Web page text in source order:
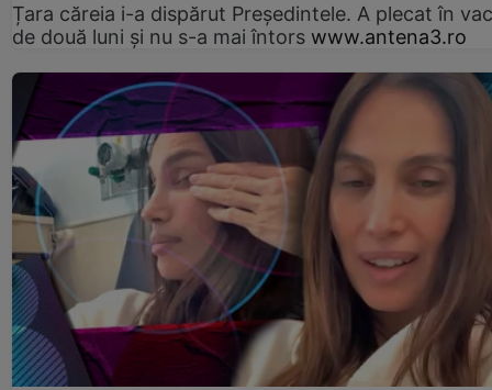
Țara căreia i-a dispărut Președintele. A plecat în
de două luni și nu s-a mai întors www.antena3.ro